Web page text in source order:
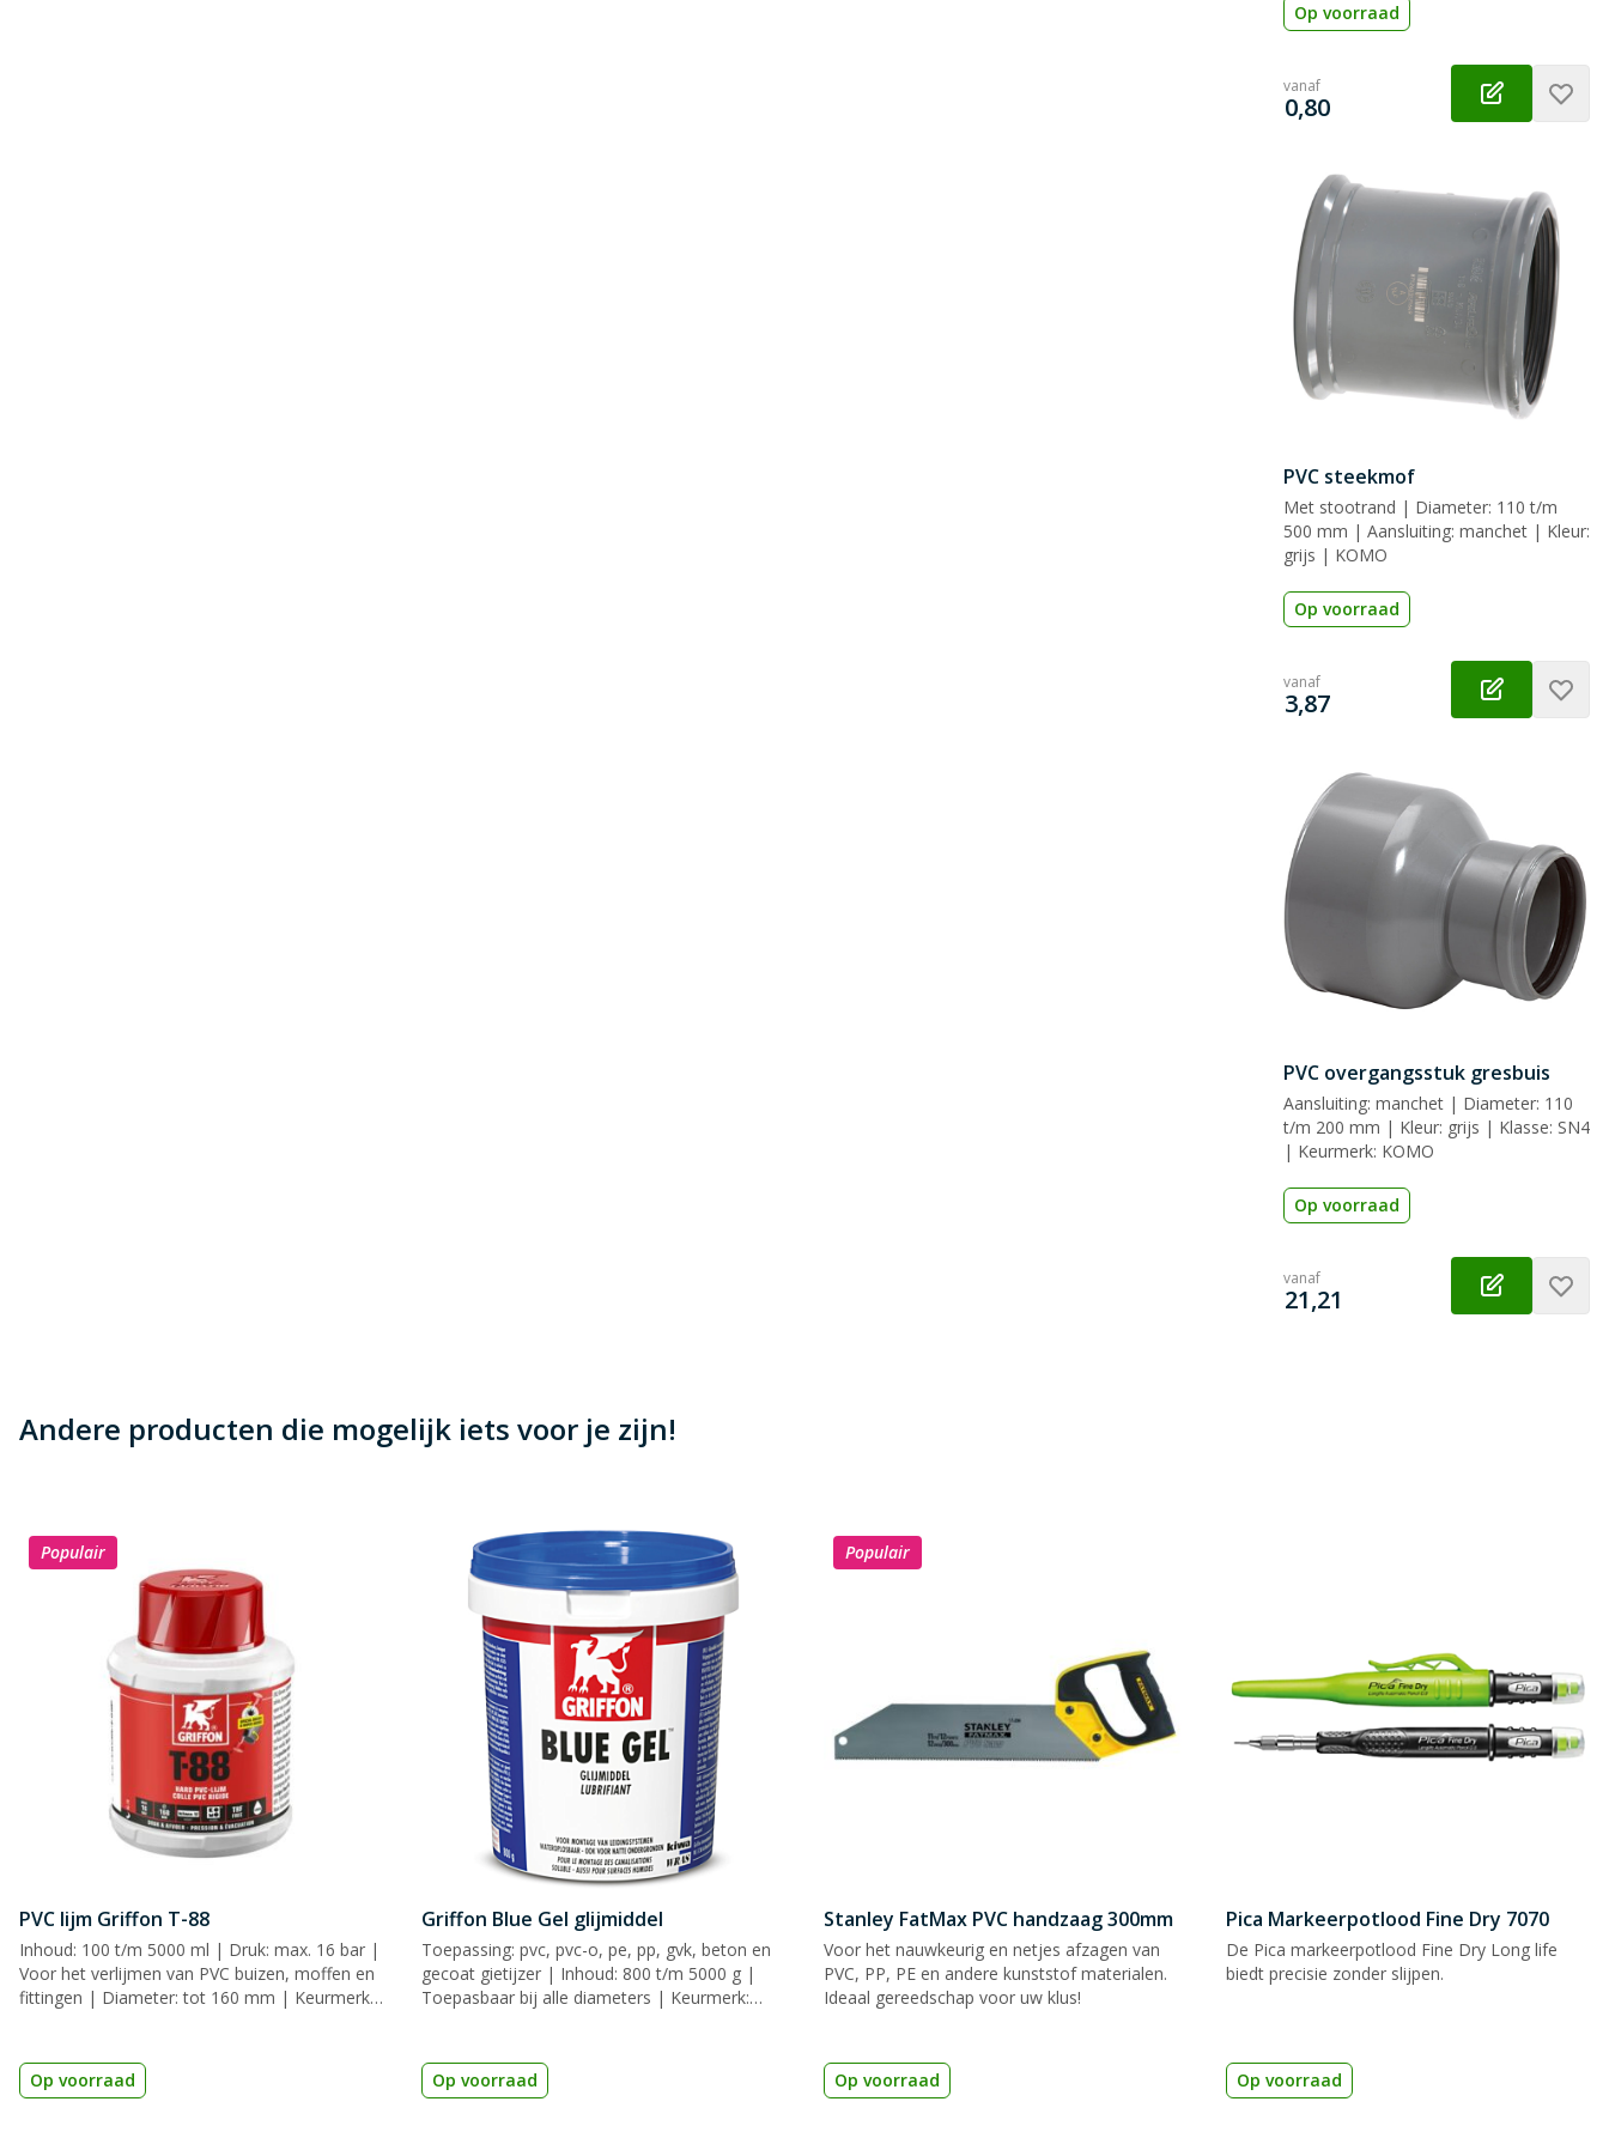
Op voorraad
vanaf
€
0,80
PVC steekmof
Met stootrand | Diameter: 110 t/m
500 mm | Aansluiting: manchet | Kleur:
grijs | KOMO
Op voorraad
vanaf
€
3,87
PVC overgangsstuk gresbuis
Aansluiting: manchet | Diameter: 110
t/m 200 mm | Kleur: grijs | Klasse: SN4
| Keurmerk: KOMO
Op voorraad
vanaf
€
21,21
Andere producten die mogelijk iets voor je zijn!
Populair
PVC lijm Griffon T-88
Inhoud: 100 t/m 5000 ml | Druk: max. 16 bar |
Voor het verlijmen van PVC buizen, moffen en
fittingen | Diameter: tot 160 mm | Keurmerk:
Op voorraad
Griffon Blue Gel glijmiddel
Toepassing: pvc, pvc-o, pe, pp, gvk, beton en
gecoat gietijzer | Inhoud: 800 t/m 5000 g |
Toepasbaar bij alle diameters | Keurmerk:
Op voorraad
Populair
Stanley FatMax PVC handzaag 300mm
Voor het nauwkeurig en netjes afzagen van
PVC, PP, PE en andere kunststof materialen.
Ideaal gereedschap voor uw klus!
Op voorraad
Pica Markeerpotlood Fine Dry 7070
De Pica markeerpotlood Fine Dry Long life
biedt precisie zonder slijpen.
Op voorraad